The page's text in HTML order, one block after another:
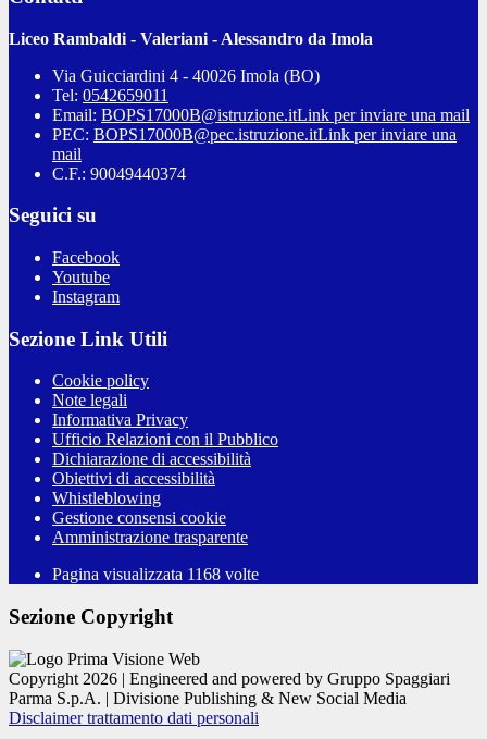
Liceo Rambaldi - Valeriani - Alessandro da Imola
Via Guicciardini 4 - 40026 Imola (BO)
Tel: 0542659011
Email: BOPS17000B@istruzione.itLink per inviare una mail
PEC: BOPS17000B@pec.istruzione.itLink per inviare una
mail
C.F.: 90049440374
Seguici su
Facebook
Youtube
Instagram
Sezione Link Utili
Cookie policy
Note legali
Informativa Privacy
Ufficio Relazioni con il Pubblico
Dichiarazione di accessibilità
Obiettivi di accessibilità
Whistleblowing
Gestione consensi cookie
Amministrazione trasparente
Pagina visualizzata 1168 volte
Sezione Copyright
Copyright 2026 | Engineered and powered by Gruppo Spaggiari
Parma S.p.A. | Divisione Publishing & New Social Media
Disclaimer trattamento dati personali